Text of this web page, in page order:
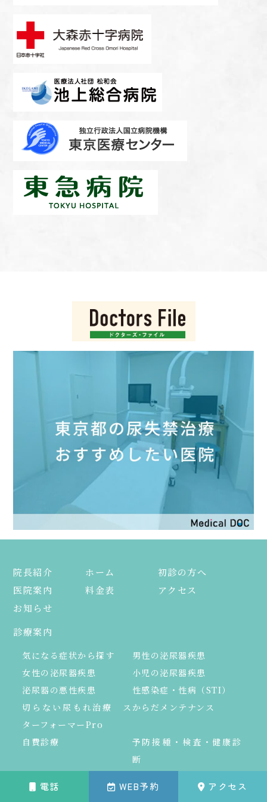
電話 WEB予約 アクセス
院長紹介 ホーム
初診の方へ
医院案内
料金表
アクセス
お知らせ
診療案内
気になる症状から探す
男性の泌尿器疾患
女性の泌尿器疾患
小児の泌尿器疾患
泌尿器の悪性疾患
性感染症・性病（STI）
切らない尿もれ治療 ス
ターフォーマーPro
からだメンテナンス
自費診療
予防接種・検査・健康診
断
治療法